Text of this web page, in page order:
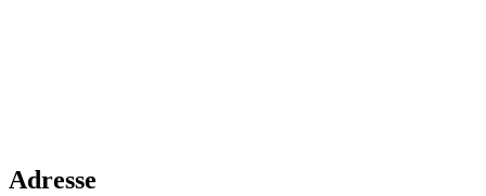
Adresse